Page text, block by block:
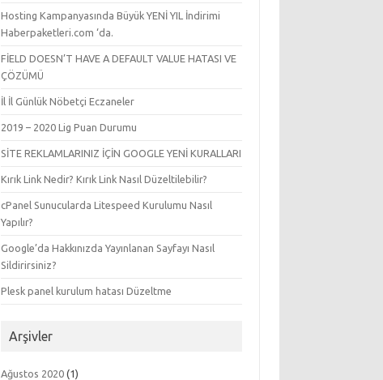
Hosting Kampanyasında Büyük YENİ YIL İndirimi
Haberpaketleri.com ‘da.
FİELD DOESN’T HAVE A DEFAULT VALUE HATASI VE
ÇÖZÜMÜ
İl İl Günlük Nöbetçi Eczaneler
2019 – 2020 Lig Puan Durumu
SİTE REKLAMLARINIZ İÇİN GOOGLE YENİ KURALLARI
Kırık Link Nedir? Kırık Link Nasıl Düzeltilebilir?
cPanel Sunucularda Litespeed Kurulumu Nasıl
Yapılır?
Google’da Hakkınızda Yayınlanan Sayfayı Nasıl
Sildirirsiniz?
Plesk panel kurulum hatası Düzeltme
Arşivler
Ağustos 2020 (1)